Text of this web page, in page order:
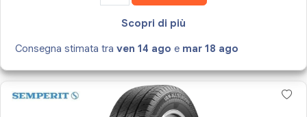
Scopri di più
Consegna stimata traven 14 ago e mar 18 ago